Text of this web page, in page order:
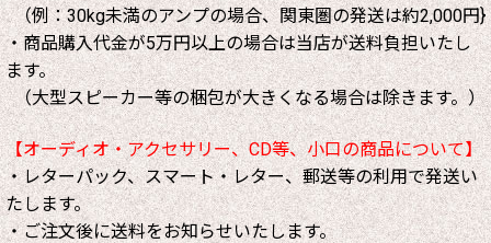
（例：30kg未満のアンプの場合、関東圏の発送は約2,000円}
・商品購入代金が5万円以上の場合は当店が送料負担いたし
ます。
（大型スピーカー等の梱包が大きくなる場合は除きます。）
【オーディオ・アクセサリー、CD等、小口の商品について】
・レターパック、スマート・レター、郵送等の利用で発送い
たします。
・ご注文後に送料をお知らせいたします。